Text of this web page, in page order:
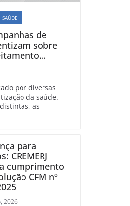
SAÚDE
de
sobre
por diversas
da saúde.
as
para
CREMERJ
cumprimento
CFM nº
2026